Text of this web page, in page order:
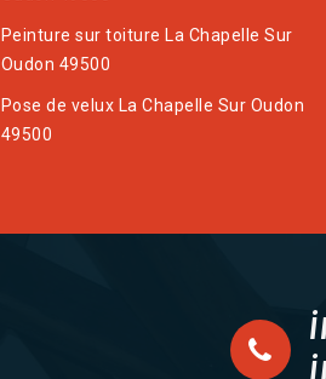
Peinture sur toiture La Chapelle Sur
Oudon 49500
Pose de velux La Chapelle Sur Oudon
49500